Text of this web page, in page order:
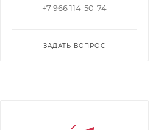
+7 966 114-50-74
ЗАДАТЬ ВОПРОС